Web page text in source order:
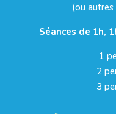
(ou
Séances de 1h,
1
2
3